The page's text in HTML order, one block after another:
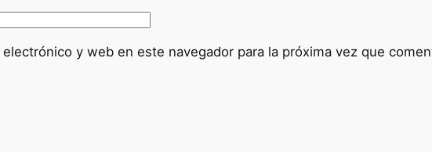
y web en este navegador para la próxima vez que